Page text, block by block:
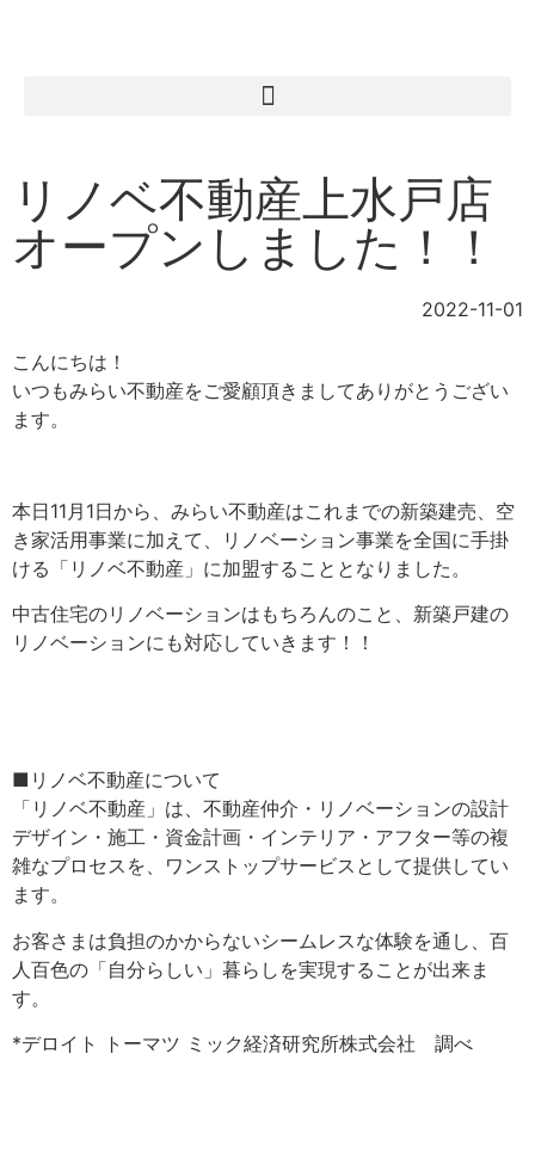
リノベ不動産上水戸店
オープンしました！！
2022-11-01
こんにちは！
いつもみらい不動産をご愛顧頂きましてありがとうござい
ます。
本日11月1日から、みらい不動産はこれまでの新築建売、空
き家活用事業に加えて、リノベーション事業を全国に手掛
ける「リノベ不動産」に加盟することとなりました。
中古住宅のリノベーションはもちろんのこと、新築戸建の
リノベーションにも対応していきます！！
■リノベ不動産について
「リノベ不動産」は、不動産仲介・リノベーションの設計
デザイン・施工・資金計画・インテリア・アフター等の複
雑なプロセスを、ワンストップサービスとして提供してい
ます。
お客さまは負担のかからないシームレスな体験を通し、百
人百色の「自分らしい」暮らしを実現することが出来ま
す。
*デロイト トーマツ ミック経済研究所株式会社 調べ